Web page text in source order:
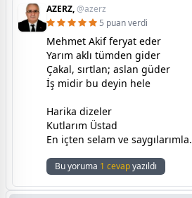
AZERZ,@azerz
5 puan verdi
Mehmet Akif feryat eder
Yarım aklı tümden gider
Çakal, sırtlan; aslan güder
İş midir bu deyin hele
Harika dizeler
Kutlarım Üstad
En içten selam ve saygılarımla.
Bu yoruma 1 cevapyazıldı